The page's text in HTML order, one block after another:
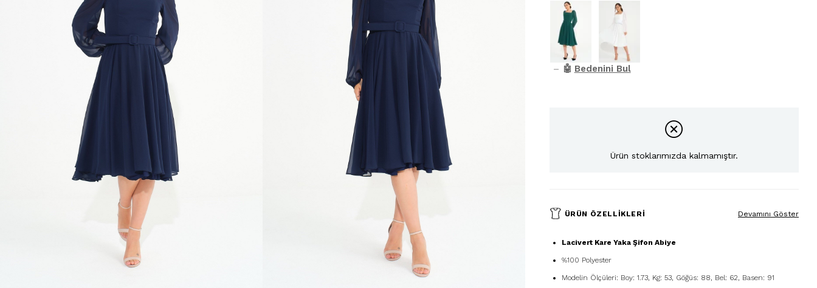
– 🤖 Bedenini Bul
Ürün stoklarımızda kalmamıştır.
ÜRÜN ÖZELLIKLERI
Lacivert Kare Yaka Şifon Abiye
%100 Polyester
Modelin Ölçüleri: Boy: 1.73, Kg: 53, Göğüs: 88, Bel: 62, Basen: 91
Devamını Göster